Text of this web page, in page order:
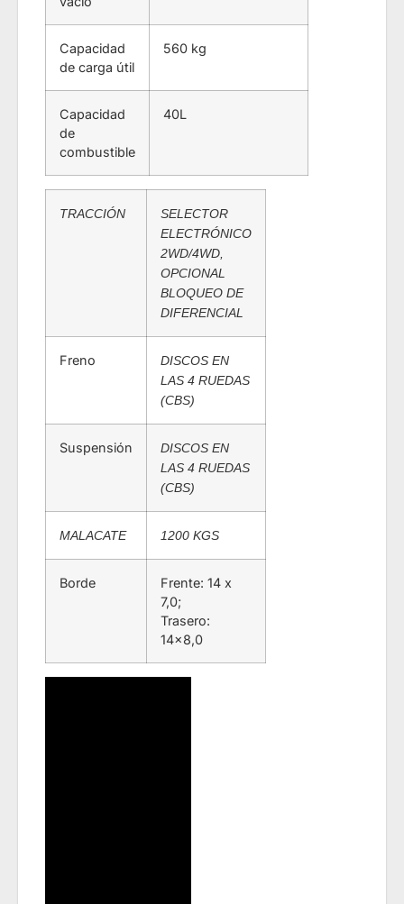
Capacidad
de carga útil
560 kg
Capacidad
de
combustible
40L
TRACCIÓN
SELECTOR
ELECTRÓNICO
2WD/4WD,
OPCIONAL
BLOQUEO DE
DIFERENCIAL
Freno
DISCOS EN
LAS 4 RUEDAS
(CBS)
Suspensión
DISCOS EN
LAS 4 RUEDAS
(CBS)
MALACATE 1200 KGS
Borde
Frente: 14 x
7,0;
Trasero:
14×8,0